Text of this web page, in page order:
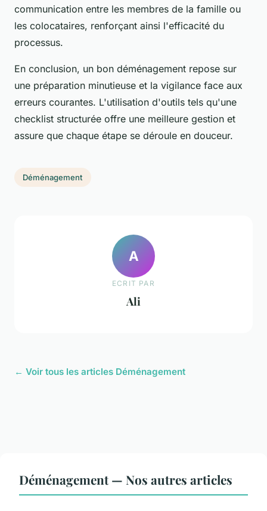
communication entre les membres de la famille ou
les colocataires, renforçant ainsi l'efficacité du
processus.
En conclusion, un bon déménagement repose sur
une préparation minutieuse et la vigilance face aux
erreurs courantes. L'utilisation d'outils tels qu'une
checklist structurée offre une meilleure gestion et
assure que chaque étape se déroule en douceur.
Déménagement
A
ECRIT PAR
Ali
← Voir tous les articles Déménagement
Déménagement — Nos autres articles